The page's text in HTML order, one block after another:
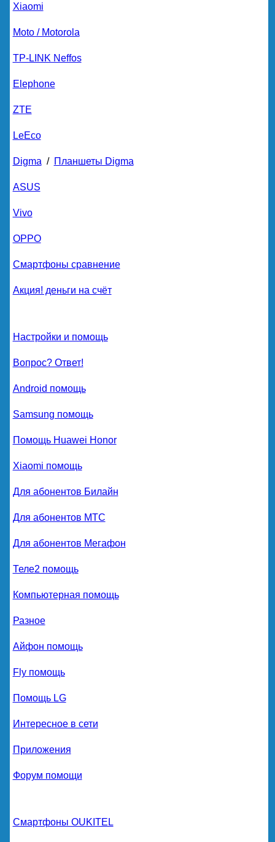
Xiaomi
Moto / Motorola
TP-LINK Neffos
Elephone
ZTE
LeEco
Digma / Планшеты Digma
ASUS
Vivo
OPPO
Смартфоны сравнение
Акция! деньги на счёт
Настройки и помощь
Вопрос? Ответ!
Android помощь
Samsung помощь
Помощь Huawei Honor
Xiaomi помощь
Для абонентов Билайн
Для абонентов МТС
Для абонентов Мегафон
Теле2 помощь
Компьютерная помощь
Разное
Айфон помощь
Fly помощь
Помощь LG
Интересное в сети
Приложения
Форум помощи
Смартфоны OUKITEL